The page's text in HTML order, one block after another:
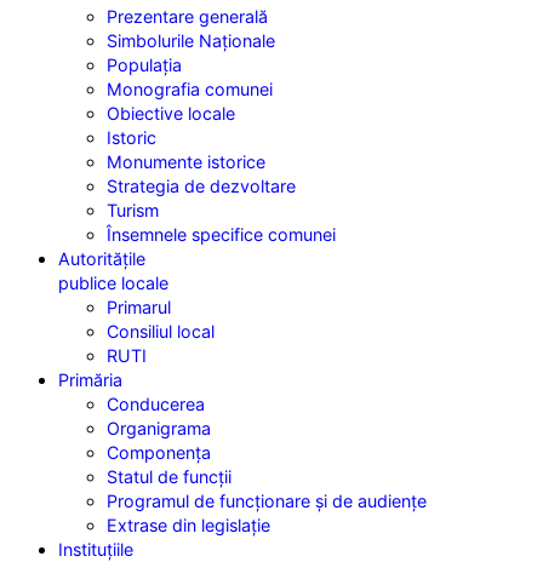
Prezentare generală
Simbolurile Naționale
Populația
Monografia comunei
Obiective locale
Istoric
Monumente istorice
Strategia de dezvoltare
Turism
Însemnele specifice comunei
Autoritățile
publice locale
Primarul
Consiliul local
RUTI
Primăria
Conducerea
Organigrama
Componența
Statul de funcții
Programul de funcționare și de audiențe
Extrase din legislație
Instituțiile